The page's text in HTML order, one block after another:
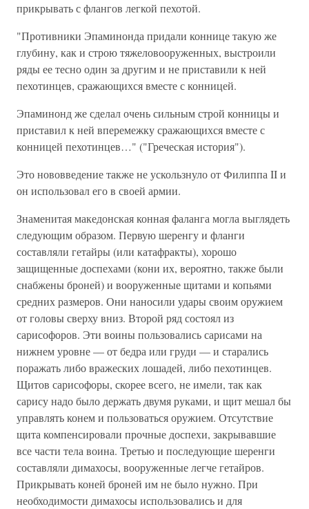
прикрывать с флангов легкой пехотой.
"Противники Эпаминонда придали коннице такую же
глубину, как и строю тяжеловооруженных, выстроили
ряды ее тесно один за другим и не приставили к ней
пехотинцев, сражающихся вместе с конницей.
Эпаминонд же сделал очень сильным строй конницы и
приставил к ней вперемежку сражающихся вместе с
конницей пехотинцев…" ("Греческая история").
Это нововведение также не ускользнуло от Филиппа II и
он использовал его в своей армии.
Знаменитая македонская конная фаланга могла выглядеть
следующим образом. Первую шеренгу и фланги
составляли гетайры (или катафракты), хорошо
защищенные доспехами (кони их, вероятно, также были
снабжены броней) и вооруженные щитами и копьями
средних размеров. Они наносили удары своим оружием
от головы сверху вниз. Второй ряд состоял из
сарисофоров. Эти воины пользовались сарисами на
нижнем уровне — от бедра или груди — и старались
поражать либо вражеских лошадей, либо пехотинцев.
Щитов сарисофоры, скорее всего, не имели, так как
сарису надо было держать двумя руками, и щит мешал бы
управлять конем и пользоваться оружием. Отсутствие
щита компенсировали прочные доспехи, закрывавшие
все части тела воина. Третью и последующие шеренги
составляли димахосы, вооруженные легче гетайров.
Прикрывать коней броней им не было нужно. При
необходимости димахосы использовались и для